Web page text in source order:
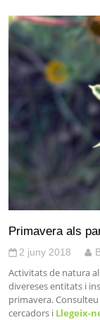
Primavera als
2 juny 2018
Activitats de natura
divereses entitats i
primavera.
cercadors i Llegeix-